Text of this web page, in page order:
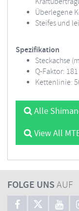
Überlegene
Steifes und
Spezifikation
Steckachse
Q-Faktor:
Kettenlinie:
Alle
View All
FOLGE UNSAUF